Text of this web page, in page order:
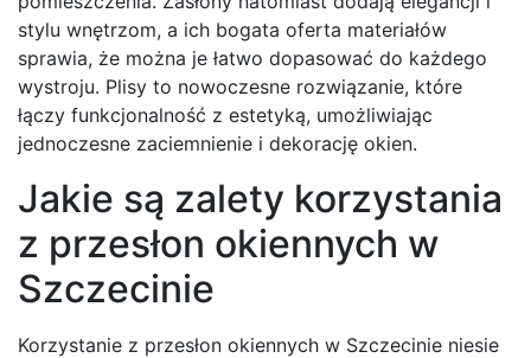
stylu wnętrzom, a ich bogata oferta materiałów
sprawia, że można je łatwo dopasować do każdego
wystroju. Plisy to nowoczesne rozwiązanie, które
łączy funkcjonalność z estetyką, umożliwiając
jednoczesne zaciemnienie i dekorację okien.
Jakie są zalety korzystania
z przesłon okiennych w
Szczecinie
Korzystanie z przesłon okiennych w Szczecinie niesie